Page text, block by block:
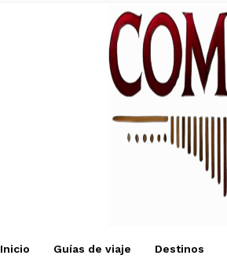
Inicio Guías de viaje Destinos